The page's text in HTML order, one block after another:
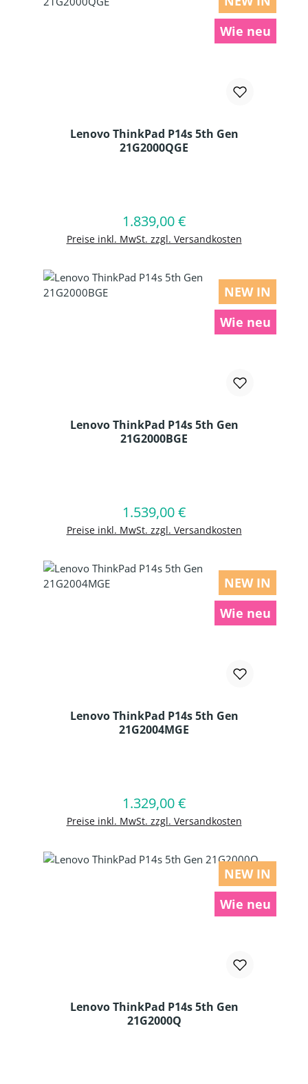
Wie neu
Lenovo ThinkPad P14s 5th Gen
21G2000QGE
Regulärer Preis:
1.839,00 €
Preise inkl. MwSt. zzgl. Versandkosten
In den Warenkorb
NEW IN
Wie neu
Lenovo ThinkPad P14s 5th Gen
21G2000BGE
Regulärer Preis:
1.539,00 €
Preise inkl. MwSt. zzgl. Versandkosten
In den Warenkorb
NEW IN
Wie neu
Lenovo ThinkPad P14s 5th Gen
21G2004MGE
Regulärer Preis:
1.329,00 €
Preise inkl. MwSt. zzgl. Versandkosten
In den Warenkorb
NEW IN
Wie neu
Lenovo ThinkPad P14s 5th Gen
21G2000Q